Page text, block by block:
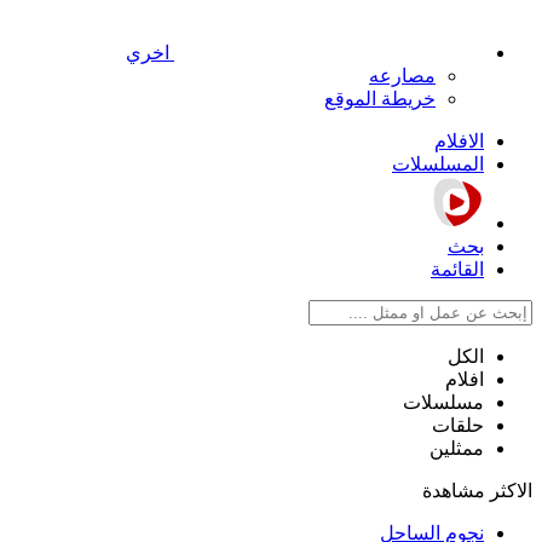
اخري
مصارعه
خريطة الموقع
الافلام
المسلسلات
بحث
القائمة
الكل
افلام
مسلسلات
حلقات
ممثلين
الاكثر مشاهدة
نجوم الساحل